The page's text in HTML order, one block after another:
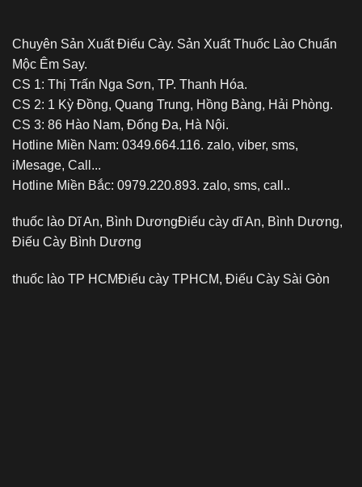
Chuyên Sản Xuất Điếu Cày. Sản Xuất Thuốc Lào Chuẩn
Mộc Êm Say.
CS 1: Thị Trấn Nga Sơn, TP. Thanh Hóa.
CS 2: 1 Kỳ Đồng, Quang Trung, Hồng Bàng, Hải Phòng.
CS 3: 86 Hào Nam, Đống Đa, Hà Nội.
Hotline Miền Nam: 0349.664.116. zalo, viber, sms,
iMesage, Call...
Hotline Miền Bắc: 0979.220.893. zalo, sms, call..
thuốc lào Dĩ An, Bình DươngĐiếu cày dĩ An, Bình Dương,
Điếu Cày Bình Dương
thuốc lào TP HCMĐiếu cày TPHCM, Điếu Cày Sài Gòn